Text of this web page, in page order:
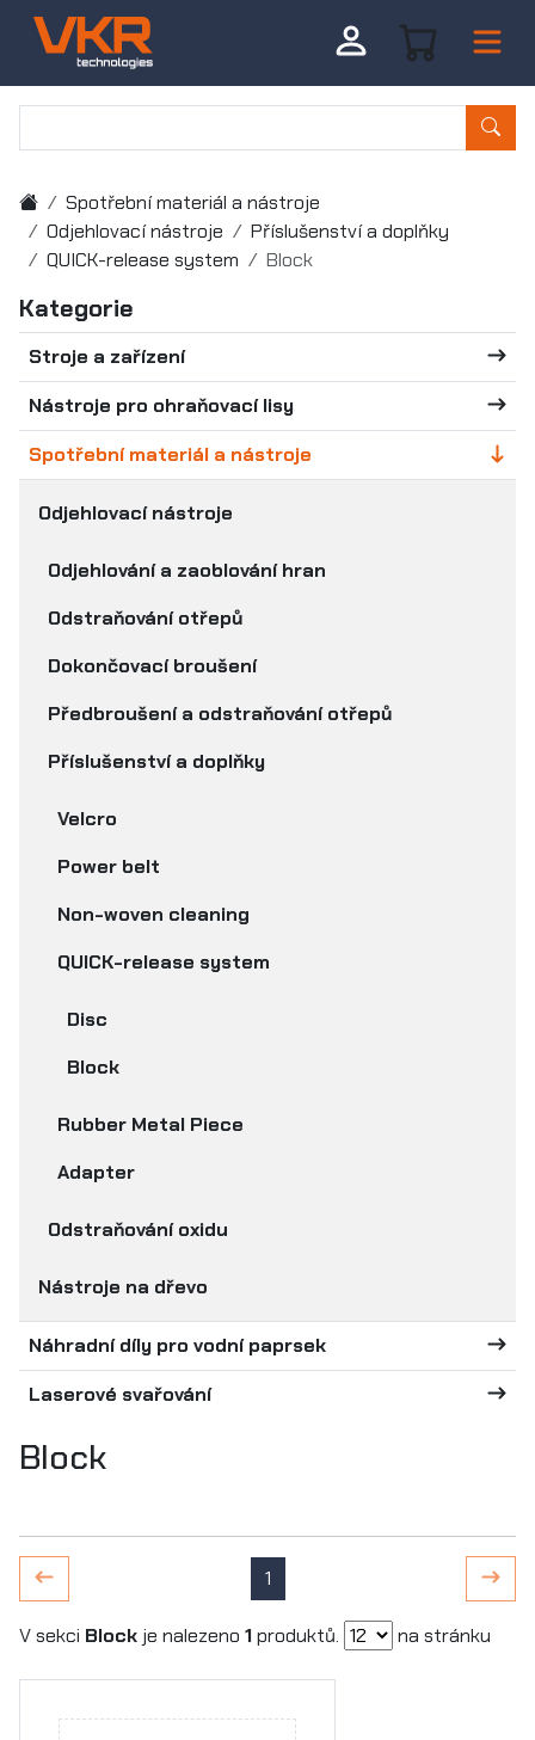
Spotřební materiál a nástroje
Odjehlovací nástroje
Příslušenství a doplňky
QUICK-release system
Block
Kategorie
Stroje a zařízení
Nástroje pro ohraňovací lisy
Spotřební materiál a nástroje
Odjehlovací nástroje
Odjehlování a zaoblování hran
Odstraňování otřepů
Dokončovací broušení
Předbroušení a odstraňování otřepů
Příslušenství a doplňky
Velcro
Power belt
Non-woven cleaning
QUICK-release system
Disc
Block
Rubber Metal Piece
Adapter
Odstraňování oxidu
Nástroje na dřevo
Náhradní díly pro vodní paprsek
Laserové svařování
Block
1
V sekci Block je nalezeno 1produktů. na stránku